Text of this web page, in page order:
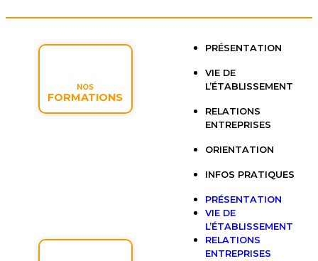
NOS
FORMATIONS
PRÉSENTATION
VIE DE
L’ÉTABLISSEMENT
RELATIONS
ENTREPRISES
ORIENTATION
INFOS PRATIQUES
PRÉSENTATION
VIE DE
L’ÉTABLISSEMENT
RELATIONS
ENTREPRISES